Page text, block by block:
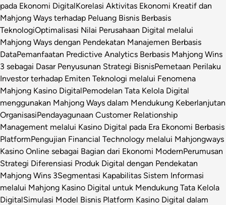
pada Ekonomi DigitalKorelasi Aktivitas Ekonomi Kreatif dan
Mahjong Ways terhadap Peluang Bisnis Berbasis
TeknologiOptimalisasi Nilai Perusahaan Digital melalui
Mahjong Ways dengan Pendekatan Manajemen Berbasis
DataPemanfaatan Predictive Analytics Berbasis Mahjong Wins
3 sebagai Dasar Penyusunan Strategi BisnisPemetaan Perilaku
Investor terhadap Emiten Teknologi melalui Fenomena
Mahjong Kasino DigitalPemodelan Tata Kelola Digital
menggunakan Mahjong Ways dalam Mendukung Keberlanjutan
OrganisasiPendayagunaan Customer Relationship
Management melalui Kasino Digital pada Era Ekonomi Berbasis
PlatformPengujian Financial Technology melalui Mahjongways
Kasino Online sebagai Bagian dari Ekonomi ModernPerumusan
Strategi Diferensiasi Produk Digital dengan Pendekatan
Mahjong Wins 3Segmentasi Kapabilitas Sistem Informasi
melalui Mahjong Kasino Digital untuk Mendukung Tata Kelola
DigitalSimulasi Model Bisnis Platform Kasino Digital dalam